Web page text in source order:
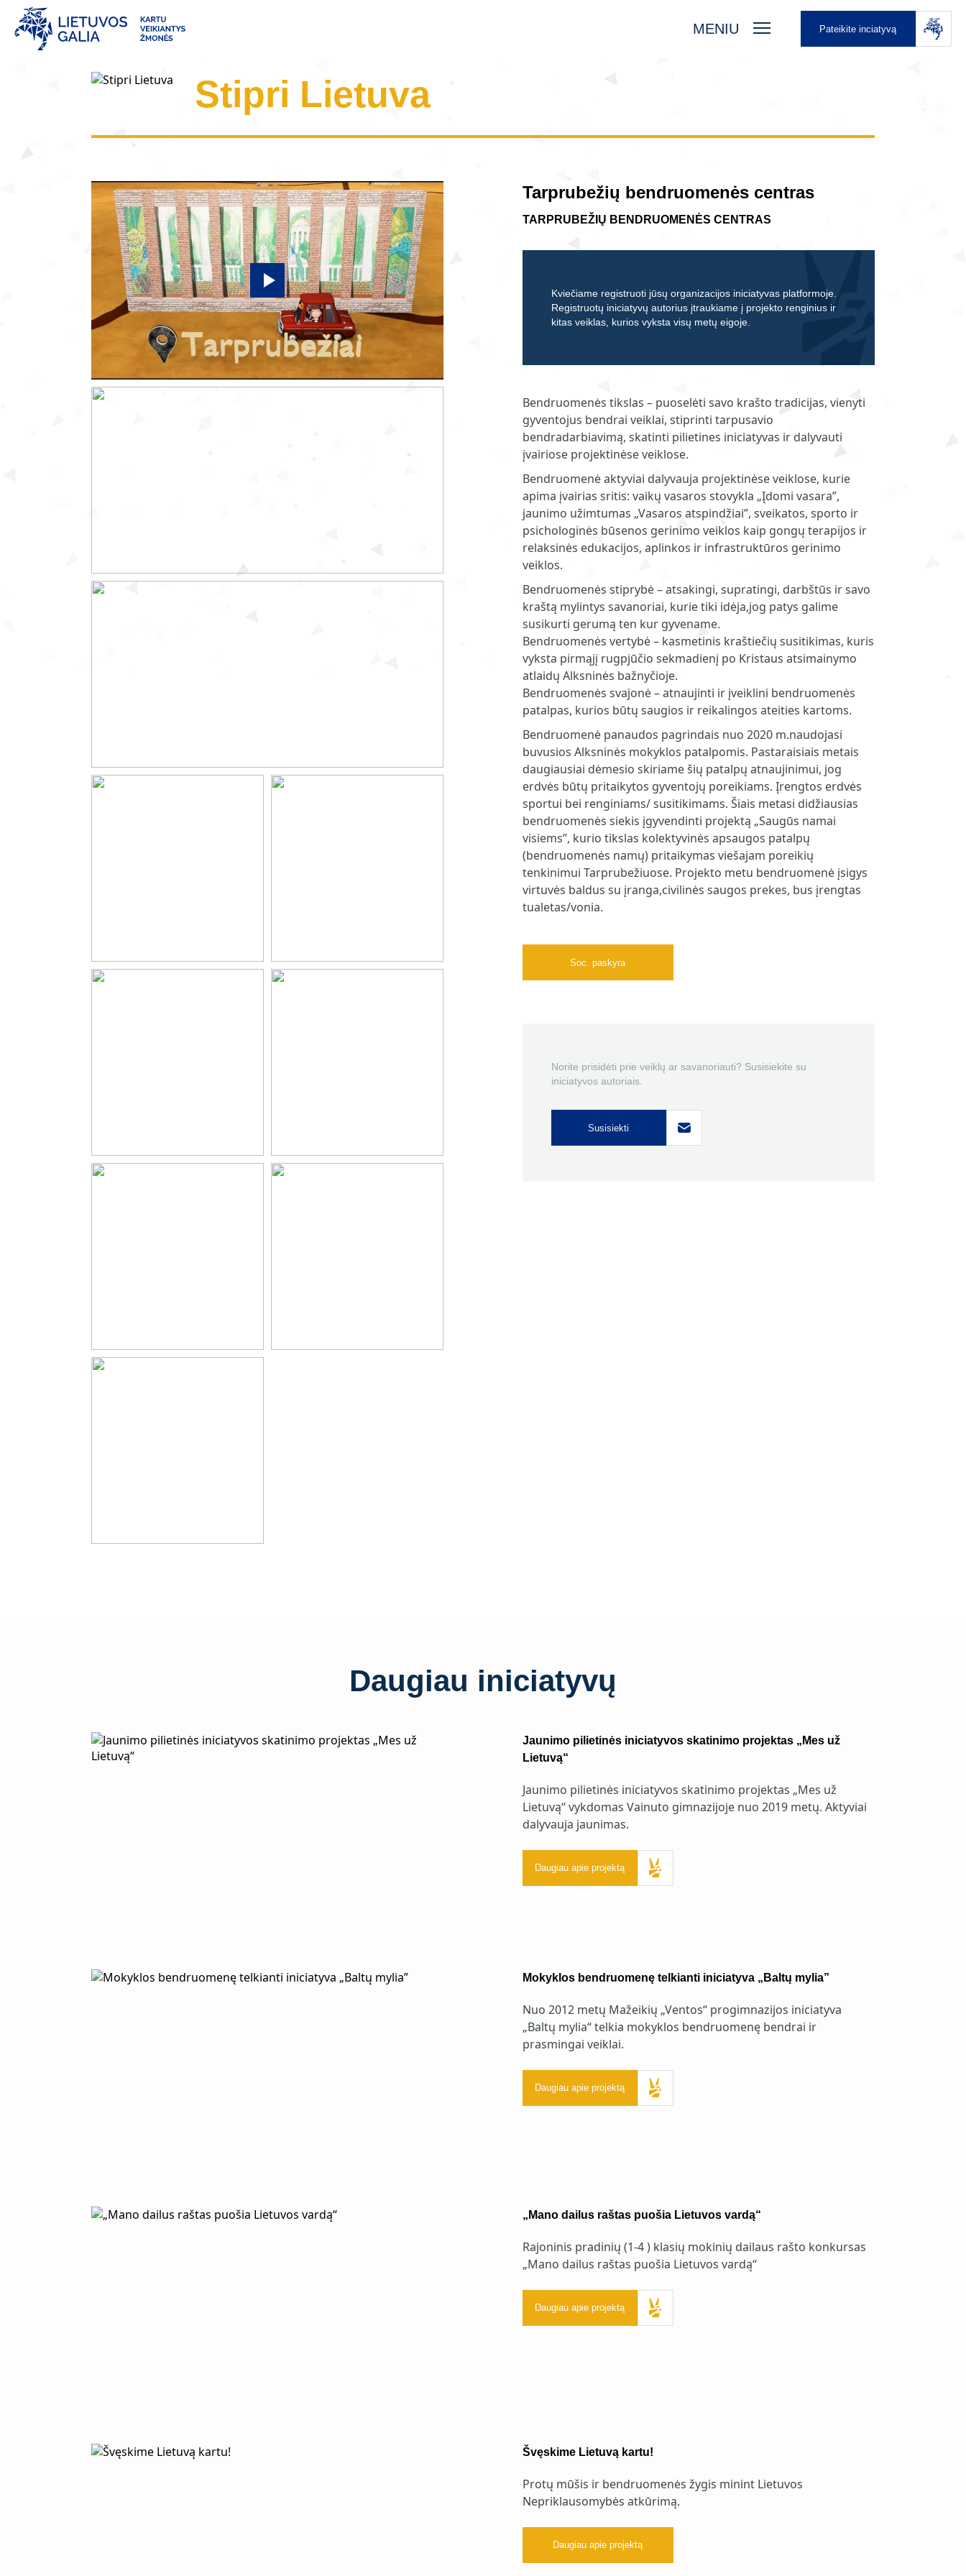
MENIU Pateikite inciatyvą
Stipri Lietuva
Tarprubežių bendruomenės centras
TARPRUBEŽIŲ BENDRUOMENĖS CENTRAS
Kviečiame registruoti jūsų organizacijos iniciatyvas platformoje.
Registruotų iniciatyvų autorius įtraukiame į projekto renginius ir
kitas veiklas, kurios vyksta visų metų eigoje.
Bendruomenės tikslas – puoselėti savo krašto tradicijas, vienyti
gyventojus bendrai veiklai, stiprinti tarpusavio
bendradarbiavimą, skatinti pilietines iniciatyvas ir dalyvauti
įvairiose projektinėse veiklose.
Bendruomenė aktyviai dalyvauja projektinėse veiklose, kurie
apima įvairias sritis: vaikų vasaros stovykla „Įdomi vasara”,
jaunimo užimtumas „Vasaros atspindžiai”, sveikatos, sporto ir
psichologinės būsenos gerinimo veiklos kaip gongų terapijos ir
relaksinės edukacijos, aplinkos ir infrastruktūros gerinimo
veiklos.
Bendruomenės stiprybė – atsakingi, supratingi, darbštūs ir savo
kraštą mylintys savanoriai, kurie tiki idėja,jog patys galime
susikurti gerumą ten kur gyvename.
Bendruomenės vertybė – kasmetinis kraštiečių susitikimas, kuris
vyksta pirmąjį rugpjūčio sekmadienį po Kristaus atsimainymo
atlaidų Alksninės bažnyčioje.
Bendruomenės svajonė – atnaujinti ir įveiklini bendruomenės
patalpas, kurios būtų saugios ir reikalingos ateities kartoms.
Bendruomenė panaudos pagrindais nuo 2020 m.naudojasi
buvusios Alksninės mokyklos patalpomis. Pastaraisiais metais
daugiausiai dėmesio skiriame šių patalpų atnaujinimui, jog
erdvės būtų pritaikytos gyventojų poreikiams. Įrengtos erdvės
sportui bei renginiams/ susitikimams. Šiais metasi didžiausias
bendruomenės siekis įgyvendinti projektą „Saugūs namai
visiems”, kurio tikslas kolektyvinės apsaugos patalpų
(bendruomenės namų) pritaikymas viešajam poreikių
tenkinimui Tarprubežiuose. Projekto metu bendruomenė įsigys
virtuvės baldus su įranga,civilinės saugos prekes, bus įrengtas
tualetas/vonia.
Soc. paskyra
Norite prisidėti prie veiklų ar savanoriauti? Susisiekite su
iniciatyvos autoriais.
Susisiekti
Daugiau iniciatyvų
Jaunimo pilietinės iniciatyvos skatinimo projektas „Mes už
Lietuvą“
Jaunimo pilietinės iniciatyvos skatinimo projektas „Mes už
Lietuvą“ vykdomas Vainuto gimnazijoje nuo 2019 metų. Aktyviai
dalyvauja jaunimas.
Daugiau apie projektą
Mokyklos bendruomenę telkianti iniciatyva „Baltų mylia”
Nuo 2012 metų Mažeikių „Ventos“ progimnazijos iniciatyva
„Baltų mylia“ telkia mokyklos bendruomenę bendrai ir
prasmingai veiklai.
Daugiau apie projektą
„Mano dailus raštas puošia Lietuvos vardą“
Rajoninis pradinių (1-4 ) klasių mokinių dailaus rašto konkursas
„Mano dailus raštas puošia Lietuvos vardą“
Daugiau apie projektą
Švęskime Lietuvą kartu!
Protų mūšis ir bendruomenės žygis minint Lietuvos
Nepriklausomybės atkūrimą.
Daugiau apie projektą